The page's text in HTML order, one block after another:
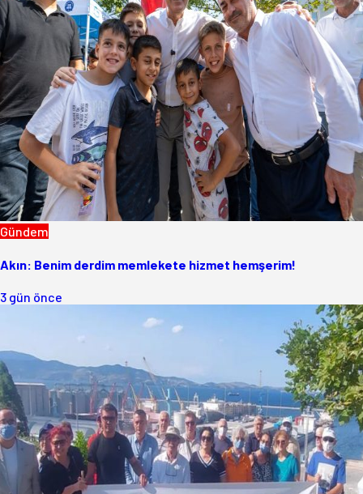
Gündem
Akın: Benim derdim memlekete hizmet hemşerim!
3 gün önce